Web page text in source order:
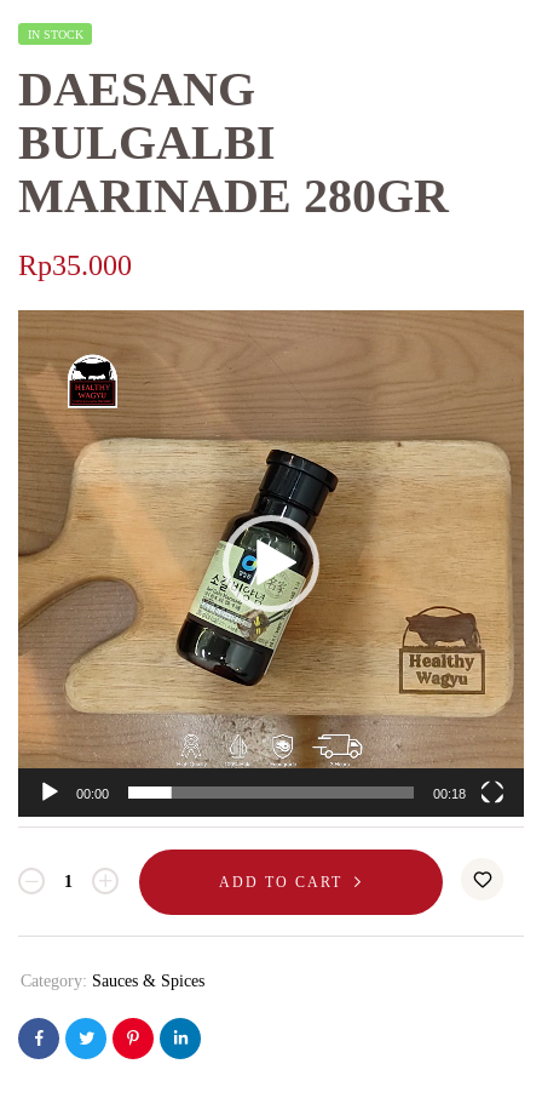
IN STOCK
DAESANG
BULGALBI
MARINADE 280GR
Rp35.000
00:00 00:18
ADD TO CART
Category: Sauces & Spices